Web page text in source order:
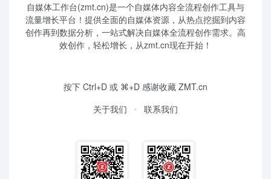
自媒体工作台(zmt.cn)是一个自媒体内容全流程创作工具与
流量增长平台！提供全面的自媒体资源，从热点挖掘到内容
创作再到数据分析，一站式解决自媒体全流程创作需求。高
效创作，轻松增长，从zmt.cn现在开始！
按下 Ctrl+D 或 ⌘+D 感谢收藏 ZMT.cn
关于我们
联系我们